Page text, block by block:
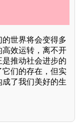
世界将会变得多
效运转，离不开
推动社会进步的
们的存在，但实
了我们美好的生